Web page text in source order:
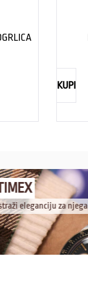
KUPI
eleganciju za njega